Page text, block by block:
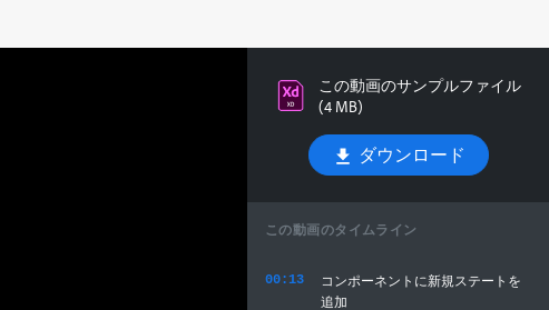
この動画のサンプルファイル
(4 MB)
ダウンロード
この動画のタイムライン
00:13
コンポーネントに新規ステートを
追加